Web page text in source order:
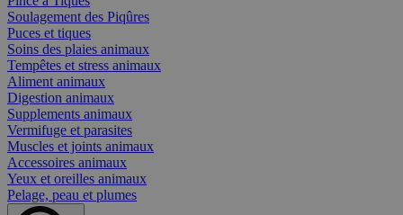
Soulagement des Piqûres
Puces et tiques
Soins des plaies animaux
Tempêtes et stress animaux
Aliment animaux
Digestion animaux
Supplements animaux
Vermifuge et parasites
Muscles et joints animaux
Accessoires animaux
Yeux et oreilles animaux
Pelage, peau et plumes